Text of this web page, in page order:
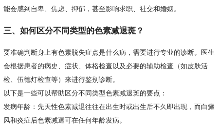
能会感到自卑、焦虑、抑郁，甚至影响求职、社交和婚姻。
三、如何区分不同类型的色素减退斑？
要准确判断身上有色素脱失症点是什么病，需要进行专业的诊断。医生
会根据患者的病史、症状、体格检查以及必要的辅助检查（如皮肤活
检、伍德灯检查等）来进行鉴别诊断。
以下是一些可以帮助区分不同类型色素减退斑的要点：
发病年龄：先天性色素减退往往在出生时或出生后不久即出现，而白癜
风和炎症后色素减退可在任何年龄发病。